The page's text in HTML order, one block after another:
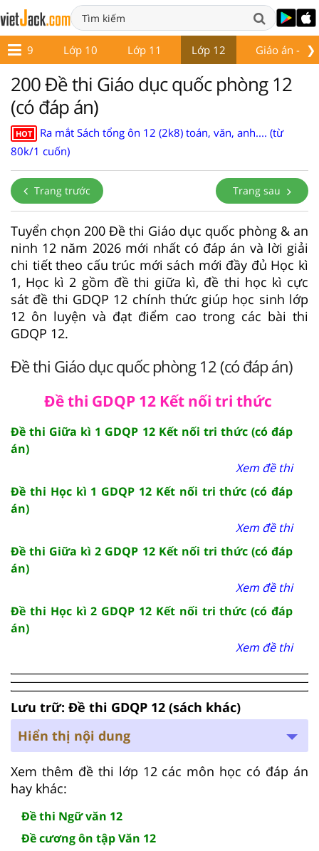
❯
Lớp 9 Lớp 10 Lớp 11 Lớp 12 Giáo án -
200 Đề thi Giáo dục quốc phòng 12
(có đáp án)
HOT
Ra mắt Sách tổng ôn 12 (2k8) toán, văn, anh.... (từ
80k/1 cuốn)
Trang trước Trang sau
Tuyển chọn 200 Đề thi Giáo dục quốc phòng & an
ninh 12 năm 2026 mới nhất có đáp án và lời giải
chi tiết theo cấu trúc mới sách mới đầy đủ Học kì
1, Học kì 2 gồm đề thi giữa kì, đề thi học kì cực
sát đề thi GDQP 12 chính thức giúp học sinh lớp
12 ôn luyện và đạt điểm cao trong các bài thi
GDQP 12.
Đề thi Giáo dục quốc phòng 12 (có đáp án)
Đề thi GDQP 12 Kết nối tri thức
Đề thi Giữa kì 1 GDQP 12 Kết nối tri thức (có đáp
án)
Xem đề thi
Đề thi Học kì 1 GDQP 12 Kết nối tri thức (có đáp
án)
Xem đề thi
Đề thi Giữa kì 2 GDQP 12 Kết nối tri thức (có đáp
án)
Xem đề thi
Đề thi Học kì 2 GDQP 12 Kết nối tri thức (có đáp
án)
Xem đề thi
Lưu trữ: Đề thi GDQP 12 (sách khác)
Hiển thị nội dung
Xem thêm đề thi lớp 12 các môn học có đáp án
hay khác:
Đề thi Ngữ văn 12
Đề cương ôn tập Văn 12